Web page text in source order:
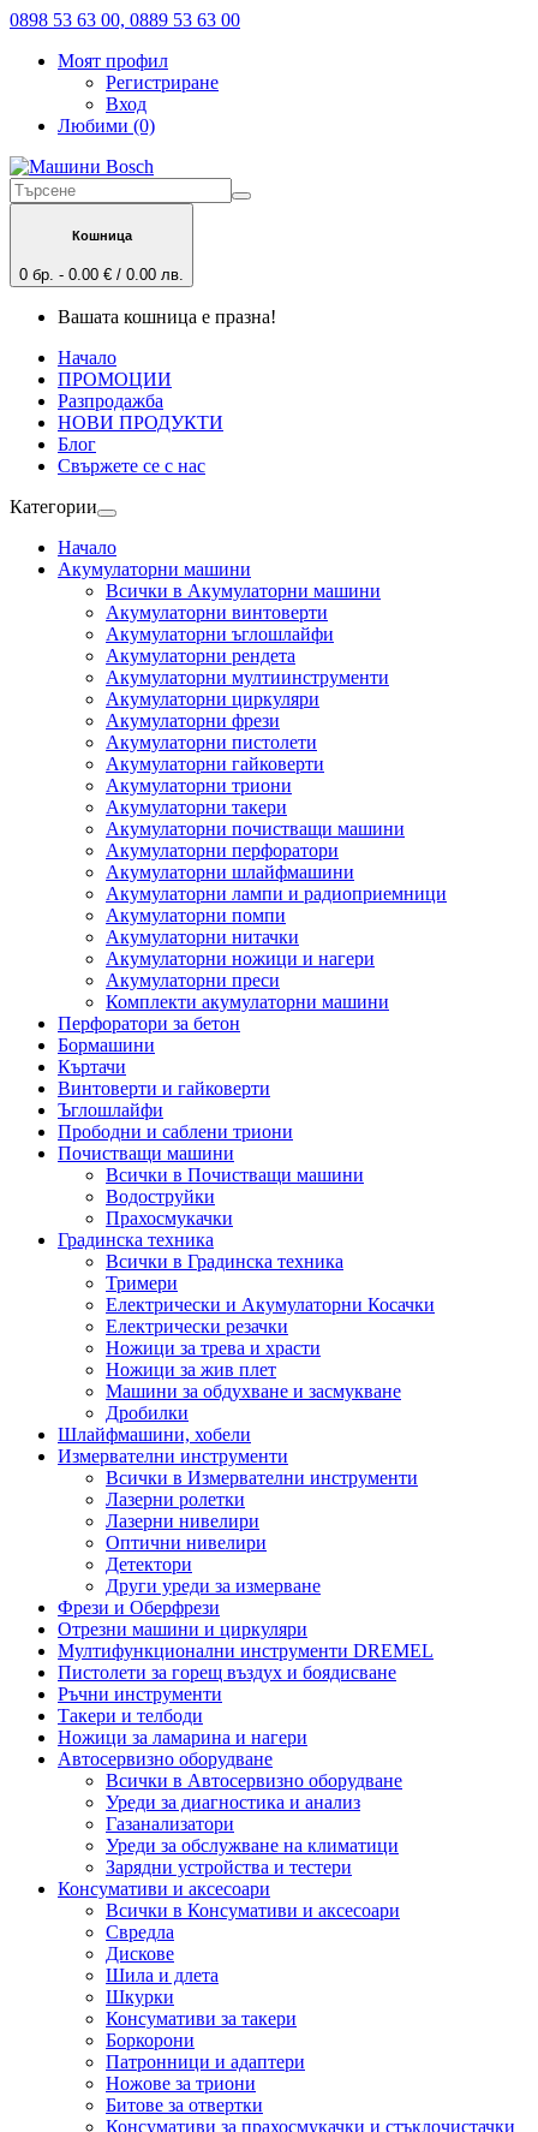
0898 53 63 00, 0889 53 63 00
Моят профил
Регистриране
Вход
Любими (0)
Кошница
0 бр. - 0.00 € / 0.00 лв.
Вашата кошница е празна!
Начало
ПРОМОЦИИ
Разпродажба
НОВИ ПРОДУКТИ
Блог
Свържете се с нас
Категории
Начало
Акумулаторни машини
Всички в Акумулаторни машини
Акумулаторни винтоверти
Акумулаторни ъглошлайфи
Акумулаторни рендета
Акумулаторни мултиинструменти
Акумулаторни циркуляри
Акумулаторни фрези
Акумулаторни пистолети
Акумулаторни гайковерти
Акумулаторни триони
Акумулаторни такери
Акумулаторни почистващи машини
Акумулаторни перфоратори
Акумулаторни шлайфмашини
Акумулаторни лампи и радиоприемници
Акумулаторни помпи
Акумулаторни нитачки
Акумулаторни ножици и нагери
Акумулаторни преси
Комплекти акумулаторни машини
Перфоратори за бетон
Бормашини
Къртачи
Винтоверти и гайковерти
Ъглошлайфи
Прободни и саблени триони
Почистващи машини
Всички в Почистващи машини
Водоструйки
Прахосмукачки
Градинска техника
Всички в Градинска техника
Тримери
Електрически и Акумулаторни Косачки
Електрически резачки
Ножици за трева и храсти
Ножици за жив плет
Машини за обдухване и засмукване
Дробилки
Шлайфмашини, хобели
Измервателни инструменти
Всички в Измервателни инструменти
Лазерни ролетки
Лазерни нивелири
Оптични нивелири
Детектори
Други уреди за измерване
Фрези и Оберфрези
Отрезни машини и циркуляри
Мултифункционални инструменти DREMEL
Пистолети за горещ въздух и боядисване
Ръчни инструменти
Такери и телбоди
Ножици за ламарина и нагери
Автосервизно оборудване
Всички в Автосервизно оборудване
Уреди за диагностика и анализ
Газанализатори
Уреди за обслужване на климатици
Зарядни устройства и тестери
Консумативи и аксесоари
Всички в Консумативи и аксесоари
Свредла
Дискове
Шила и длета
Шкурки
Консумативи за такери
Боркорони
Патронници и адаптери
Ножове за триони
Битове за отвертки
Консумативи за прахосмукачки и стъклочистачки